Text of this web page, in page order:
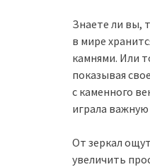
Знаете ли вы,
в мире
камнями. Или
показывая
с каменного
играла
От зеркал
увеличить